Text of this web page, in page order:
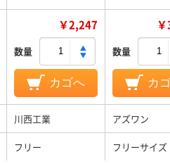
￥2,247
数量
カゴへ
数量
カ
川西工業 アズワン
フリー フリーサイズ